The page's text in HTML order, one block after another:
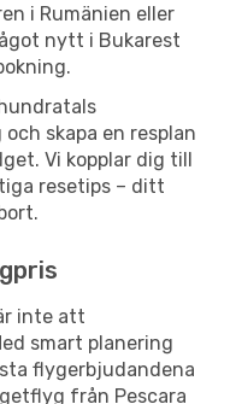
i Rumänien eller
nytt i Bukarest
skapa en resplan
Vi kopplar dig till
resetips – ditt
inte att
smart planering
flygerbjudandena
från Pescara